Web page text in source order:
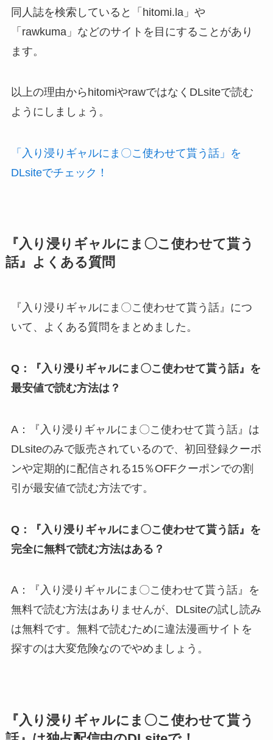
同人誌を検索していると「hitomi.la」や
「rawkuma」などのサイトを目にすることがあり
ます。
以上の理由からhitomiやrawではなくDLsiteで読む
ようにしましょう。
「入り浸りギャルにま〇こ使わせて貰う話」を
DLsiteでチェック！
『入り浸りギャルにま〇こ使わせて貰う
話』よくある質問
『入り浸りギャルにま〇こ使わせて貰う話』につ
いて、よくある質問をまとめました。
Q：『入り浸りギャルにま〇こ使わせて貰う話』を
最安値で読む方法は？
A：『入り浸りギャルにま〇こ使わせて貰う話』は
DLsiteのみで販売されているので、初回登録クーポ
ンや定期的に配信される15％OFFクーポンでの割
引が最安値で読む方法です。
Q：『入り浸りギャルにま〇こ使わせて貰う話』を
完全に無料で読む方法はある？
A：『入り浸りギャルにま〇こ使わせて貰う話』を
無料で読む方法はありませんが、DLsiteの試し読み
は無料です。無料で読むために違法漫画サイトを
探すのは大変危険なのでやめましょう。
『入り浸りギャルにま〇こ使わせて貰う